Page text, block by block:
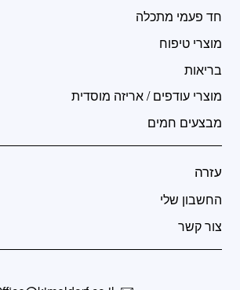
חד פעמי מתכלה
מוצרי טיפוח
בריאות
מוצרי עודפים / אריזה מוסדית
מבצעים חמים
עזרה
החשבון שלי
צור קשר